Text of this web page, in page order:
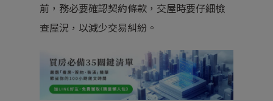
前，務必要確認契約條款，交屋時要仔細檢
查屋況，以減少交易糾紛。